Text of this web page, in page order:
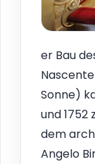
er Bau
Sonne)
und
dem
Angelo